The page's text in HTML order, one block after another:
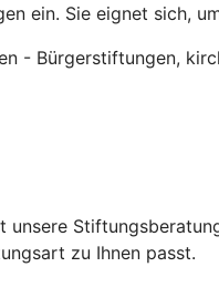
ein. Sie eignet sich,
- Bürgerstiftungen,
zu Ihnen passt.